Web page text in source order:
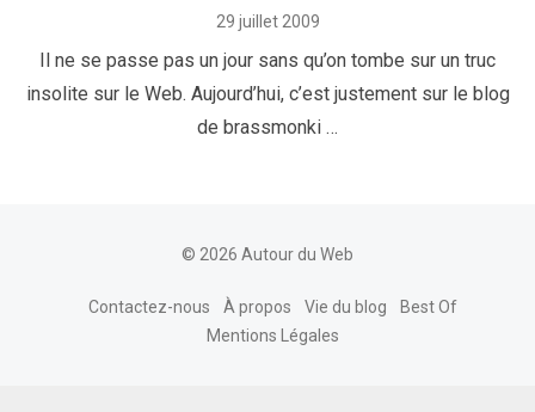
Posted
29 juillet 2009
Il ne se passe pas un jour sans qu’on tombe sur un truc
insolite sur le Web. Aujourd’hui, c’est justement sur le blog
de brassmonki …
© 2026 Autour du Web
Contactez-nous À propos Vie du blog
Best Of
Mentions Légales